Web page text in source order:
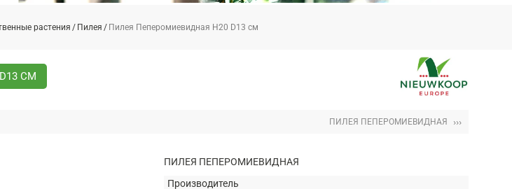
растения Пилея Пилея Пеперомиевидная H20 D13 см
СМ
ПИЛЕЯ ПЕПЕРОМИЕВИДНАЯ ›››
ПИЛЕЯ ПЕПЕРОМИЕВИДНАЯ
Производитель